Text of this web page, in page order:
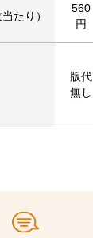
たり）
560
円
版代
無し